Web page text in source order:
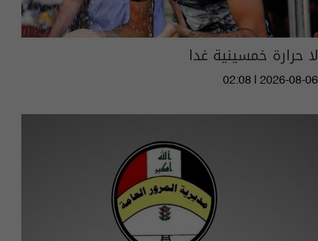
لا حرارة خمسينية غدا
02:08 | 2026-08-06